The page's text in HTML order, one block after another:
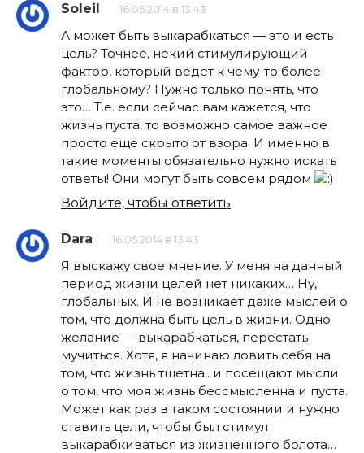
Soleil 16.05.2014 в 13:43
А может быть выкарабкаться — это и есть
цель? Точнее, некий стимулирующий
фактор, который ведет к чему-то более
глобальному? Нужно только понять, что
это… Т.е. если сейчас вам кажется, что
жизнь пуста, то возможно самое важное
просто еще скрыто от взора. И именно в
такие моменты обязательно нужно искать
ответы! Они могут быть совсем рядом
Войдите, чтобы ответить
Dara 16.05.2014 в 13:43
Я выскажу свое мнение. У меня на данный
период жизни целей нет никаких… Ну,
глобальных. И не возникает даже мыслей о
том, что должна быть цель в жизни. Одно
желание — выкарабкаться, перестать
мучиться. Хотя, я начинаю ловить себя на
том, что жизнь тщетна.. и посещают мысли
о том, что моя жизнь бессмысленна и пуста.
Может как раз в таком состоянии и нужно
ставить цели, чтобы был стимул
выкарабкиваться из жизненного болота…